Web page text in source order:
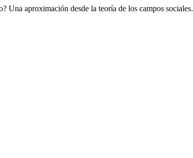
Una aproximación desde la teoría de los campos sociales.